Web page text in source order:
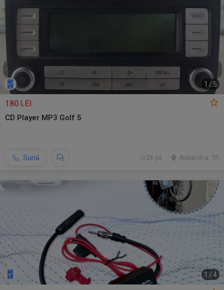
1 / 5
180 LEI
CD Player MP3 Golf 5
Sună Alexandria, TR
26 jul.
1 /4